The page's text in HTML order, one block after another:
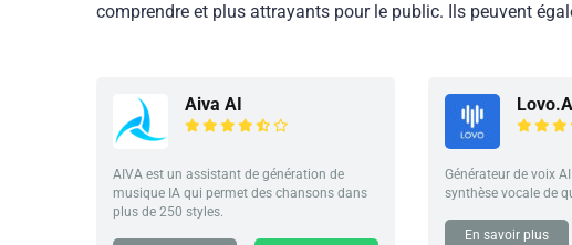
comprendre et plus attrayants pour le public. Ils peuvent
Aiva AI
AIVA est un assistant de génération de
musique IA qui permet des chansons dans
plus de 250 styles.
Lovo.AI
Générateur de voix
synthèse vocale de
En savoir plus